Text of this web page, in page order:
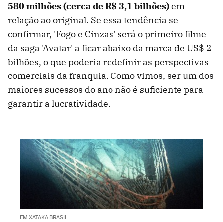
580 milhões (cerca de R$ 3,1 bilhões)em
relação ao original. Se essa tendência se
confirmar, 'Fogo e Cinzas' será o primeiro filme
da saga 'Avatar' a ficar abaixo da marca de US$ 2
bilhões, o que poderia redefinir as perspectivas
comerciais da franquia. Como vimos, ser um dos
maiores sucessos do ano não é suficiente para
garantir a lucratividade.
EM XATAKA BRASIL